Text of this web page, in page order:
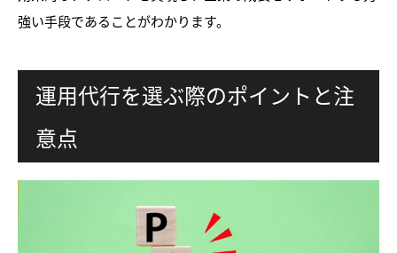
強い手段であることがわかります。
運用代行を選ぶ際のポイントと注
意点